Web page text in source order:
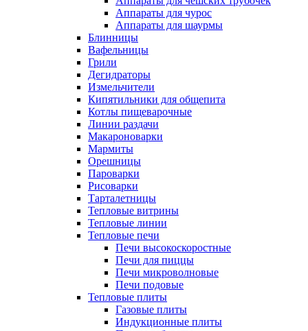
Аппараты для чурос
Аппараты для шаурмы
Блинницы
Вафельницы
Грили
Дегидраторы
Измельчители
Кипятильники для общепита
Котлы пищеварочные
Линии раздачи
Макароноварки
Мармиты
Орешницы
Пароварки
Рисоварки
Тарталетницы
Тепловые витрины
Тепловые линии
Тепловые печи
Печи высокоскоростные
Печи для пиццы
Печи микроволновые
Печи подовые
Тепловые плиты
Газовые плиты
Индукционные плиты